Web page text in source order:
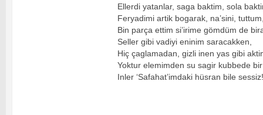
Ellerdi yatanlar, saga baktim, sola
Feryadimi artik bogarak, na’sini,
Bin parça ettim si’irime gömdüm de
Seller gibi vadiyi eninim saracakken,
Hiç çaglamadan, gizli inen yas gibi
Yoktur elemimden su sagir kubbede
Inler ‘Safahat’imdaki hüsran bile sessiz!